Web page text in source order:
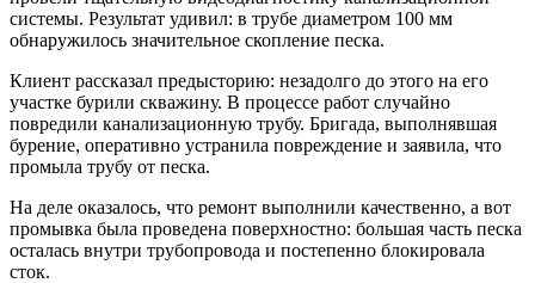
системы. Результат удивил: в трубе диаметром 100 мм
обнаружилось значительное скопление песка.
Клиент рассказал предысторию: незадолго до этого на его
участке бурили скважину. В процессе работ случайно
повредили канализационную трубу. Бригада, выполнявшая
бурение, оперативно устранила повреждение и заявила, что
промыла трубу от песка.
На деле оказалось, что ремонт выполнили качественно, а вот
промывка была проведена поверхностно: большая часть песка
осталась внутри трубопровода и постепенно блокировала
сток.